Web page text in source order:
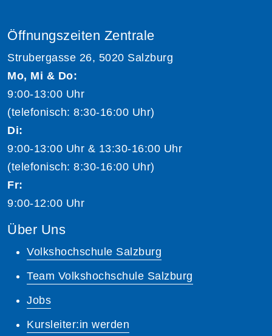
Öffnungszeiten Zentrale
Strubergasse 26, 5020 Salzburg
Mo, Mi & Do:
9:00-13:00 Uhr
(telefonisch: 8:30-16:00 Uhr)
Di:
9:00-13:00 Uhr & 13:30-16:00 Uhr
(telefonisch: 8:30-16:00 Uhr)
Fr:
9:00-12:00 Uhr
Über Uns
Volkshochschule Salzburg
Team Volkshochschule Salzburg
Jobs
Kursleiter:in werden